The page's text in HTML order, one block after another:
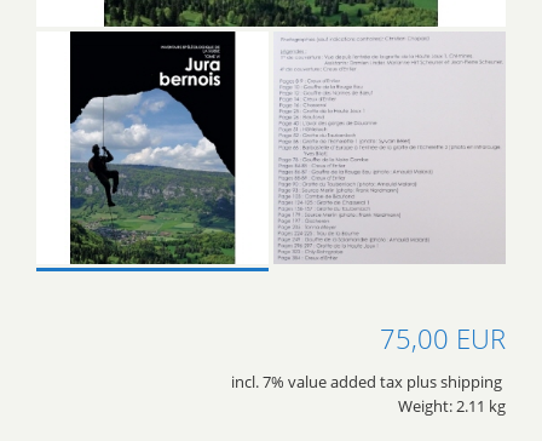
75,00 EUR
incl. 7% value added tax plus shipping
Weight: 2.11 kg